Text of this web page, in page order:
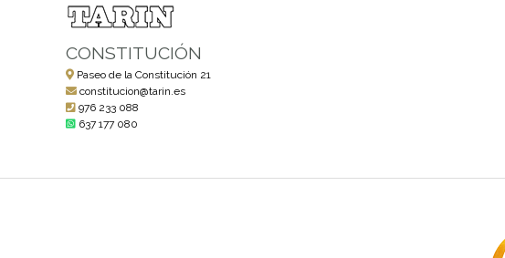
CONSTITUCIÓN
Paseo de la Constitución 21
constitucion@tarin.es
976 233 088
637 177 080